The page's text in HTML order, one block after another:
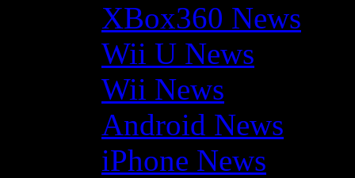
XBox360 News
Wii U News
Wii News
Android News
iPhone News